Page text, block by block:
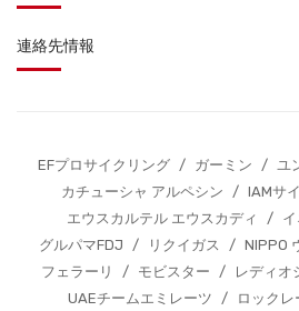
連絡先情報
EFプロサイクリング / ガーミン / ユ
カチューシャ アルペシン
/ IAMサ
エウスカルテル エウスカディ
/
グルパマFDJ
/ リクイガス / NIPPO
フェラーリ
/ モビスター / レディオ
UAEチームエミレーツ
/ ロック